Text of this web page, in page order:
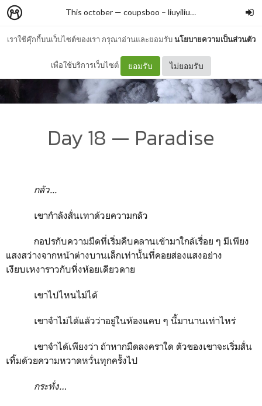
เราใช้คุ๊กกี้บนเว็บไซต์ของเรา กรุณาอ่านและยอมรับนโยบายความเป็นส่วนตัว
เพื่อใช้บริการเว็บไซต์ ยอมรับ ไม่ยอมรับ
This october — coupsboo – liuyiliuba
Day 18 — Paradise
กลัว...
เขากำลังสั่นเทาด้วยความกลัว
กอปรกับความมืดที่เริ่มคืบคลานเข้ามาใกล้เรื่อย ๆ มีเพียง
แสงสว่างจากหน้าต่างบานเล็กเท่านั้นที่คอยส่องแสงอย่าง
เงียบเหงาราวกับหิ่งห้อยเดียวดาย
เขาไปไหนไม่ได้
เขาจำไม่ได้แล้วว่าอยู่ในห้องแคบ ๆ นี้มานานเท่าไหร่
เขาจำได้เพียงว่า ถ้าหากมืดลงคราใด ตัวของเขาจะเริ่มสั่น
เทิ้มด้วยความหวาดหวั่นทุกครั้งไป
กระทั่ง…